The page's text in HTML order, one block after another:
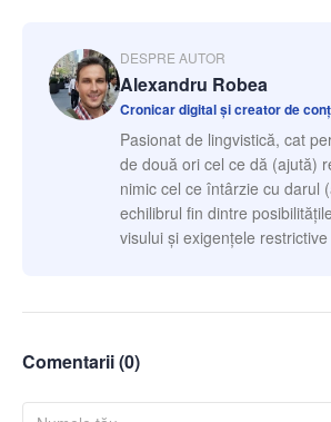
DESPRE AUTOR
Alexandru Robea
Cronicar digital și creator de
Pasionat de lingvistică, cat
de două ori cel ce dă (ajută)
nimic cel ce întârzie cu darul
echilibrul fin dintre
visului și exigențele
Comentarii (0)